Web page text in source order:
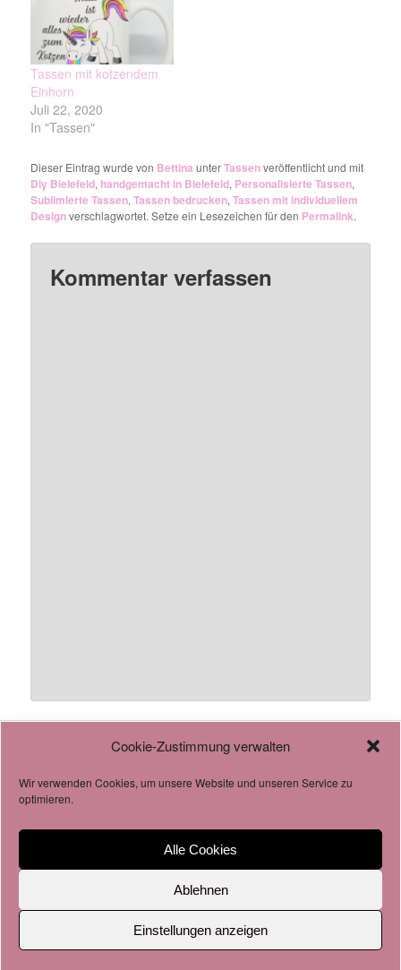
Cookie-Zustimmung verwalten
Wir verwenden Cookies, um unsere Website und unseren Service zu
optimieren.
Alle Cookies
Ablehnen
Einstellungen anzeigen
Tassen mit kotzendem
Einhorn
Juli 22, 2020
In "Tassen"
Dieser Eintrag wurde von Bettina unterTassenveröffentlicht und mit
Diy Bielefeld, handgemacht in Bielefeld, Personalisierte Tassen,
Sublimierte Tassen,Tassen bedrucken,Tassen mit individuellem
Designverschlagwortet. Setze ein Lesezeichen für den Permalink.
Kommentar verfassen
Cookie-Richtlinie
Impressum & Datenschutz Stolz präsentiert von WordPress